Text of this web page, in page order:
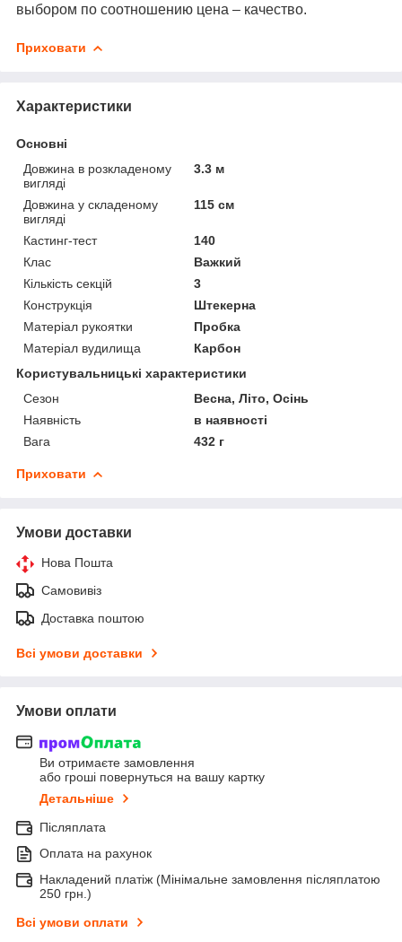
выбором по соотношению цена – качество.
Приховати
Характеристики
Основні
Довжина в розкладеному
вигляді
3.3 м
Довжина у складеному
вигляді
115 см
Кастинг-тест
140
Клас
Важкий
Кількість секцій
3
Конструкція
Штекерна
Матеріал рукоятки
Пробка
Матеріал вудилища
Карбон
Користувальницькі характеристики
Сезон
Весна, Літо, Осінь
Наявність
в наявності
Вага
432 г
Приховати
Умови доставки
Нова Пошта
Самовивіз
Доставка поштою
Всі умови доставки
Умови оплати
Ви отримаєте замовлення
або гроші повернуться на вашу картку
Детальніше
Післяплата
Оплата на рахунок
Накладений платіж (Мінімальне замовлення післяплатою
250 грн.)
Всі умови оплати